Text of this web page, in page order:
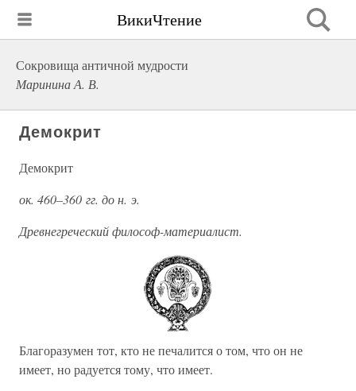
ВикиЧтение
Сокровища античной мудрости
Маринина А. В.
Демокрит
Демокрит
ок. 460–360 гг. до н. э.
Древнегреческий философ-материалист.
Благоразумен тот, кто не печалится о том, что он не
имеет, но радуется тому, что имеет.